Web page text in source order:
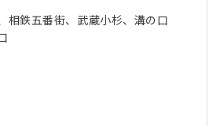
相鉄五番街、武蔵小杉、溝の口